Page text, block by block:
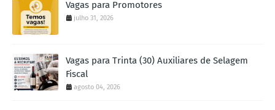
Vagas para Promotores
julho 31, 2026
Vagas para Trinta (30) Auxiliares de Selagem
Fiscal
agosto 04, 2026